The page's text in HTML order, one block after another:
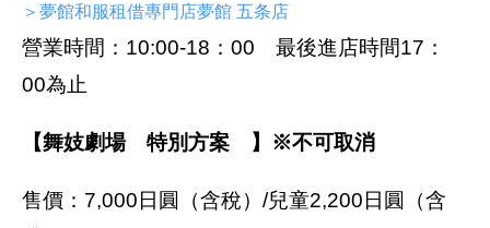
＞夢館和服租借專門店夢館 五条店
營業時間：10:00-18：00 最後進店時間17：
00為止
【舞妓劇場 特別方案 】※不可取消
售價：7,000日圓（含稅）/兒童2,200日圓（含